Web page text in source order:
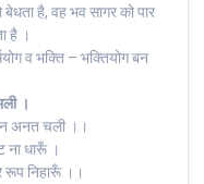
बेधता है, वह भव सागर को पार
है ।
व भक्ति – भक्तियोग बन
।
न अनत चली ।।
धारूँ ।
निहारूँ ।।